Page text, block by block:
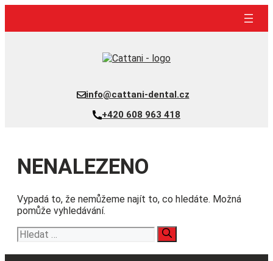
obsah
info@cattani-dental.cz
+420 608 963 418
NENALEZENO
Vypadá to, že nemůžeme najít to, co hledáte. Možná
pomůže vyhledávání.
Hledat: